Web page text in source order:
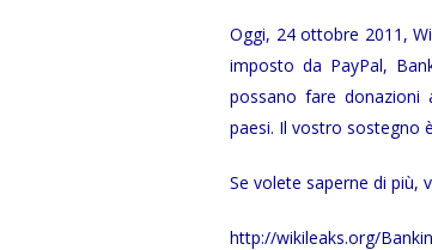
Oggi, 24 ottobre 2011,
imposto da PayPal,
possano fare donazioni
paesi. Il vostro sostegno
Se volete saperne di più,
http://wikileaks.org/